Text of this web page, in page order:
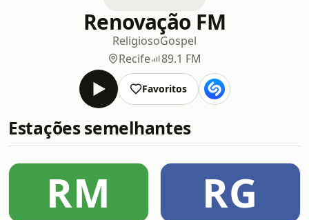
Renovação FM
ReligiosoGospel
Recife
89.1 FM
Favoritos
Estações semelhantes
RM RG